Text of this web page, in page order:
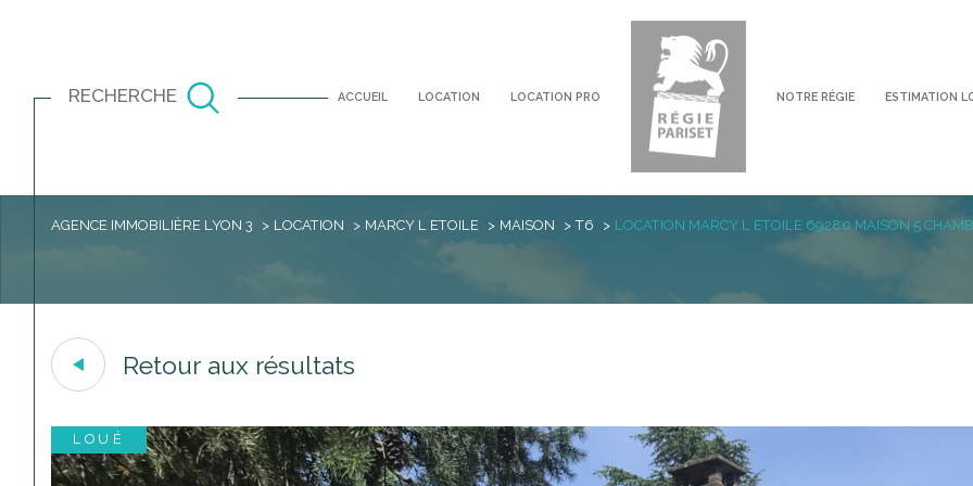
ACCUEIL LOCATION LOCATION PRO NOTRE RÉGIE ESTIMATION
RECHERCHE
Louer
Estimer
TYPE DE BIEN 1
LOCALISATION LOYER
voir les0annonces
69280 - Marcy-l'Étoile
AGENCE IMMOBILIÈRE LYON 3 LOCATION MARCY L ETOILE MAISON T6 LOCATION MARCY L ETOILE 69280 MAISON 5
Retour aux résultats
LOUÉ